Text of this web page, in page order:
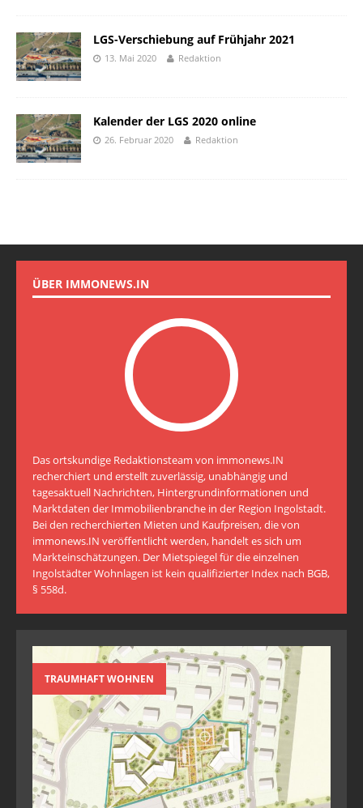
LGS-Verschiebung auf Frühjahr 2021
13. Mai 2020 Redaktion
Kalender der LGS 2020 online
26. Februar 2020 Redaktion
ÜBER IMMONEWS.IN
Das ortskundige Redaktionsteam von immonews.IN
recherchiert und erstellt zuverlässig, unabhängig und
tagesaktuell Nachrichten, Hintergrundinformationen und
Marktdaten der Immobilienbranche in der Region Ingolstadt.
Bei den recherchierten Mieten und Kaufpreisen, die von
immonews.IN veröffentlicht werden, handelt es sich um
Markteinschätzungen. Der Mietspiegel für die einzelnen
Ingolstädter Wohnlagen ist kein qualifizierter Index nach BGB,
§ 558d.
TRAUMHAFT WOHNEN